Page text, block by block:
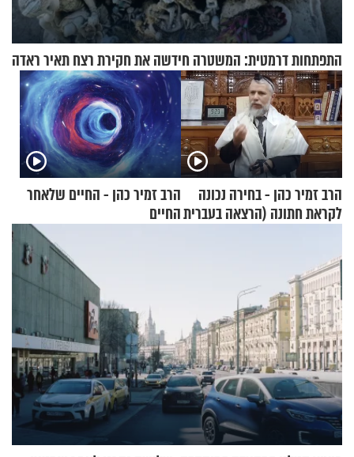
התפתחות דרמטית: המשטרה חידשה את חקירת רצח תאיר ראדה
הרב זמיר כהן - בחירה נכונה
לקראת חתונה (הרצאה בעברית
הרב זמיר כהן - החיים שלאחר
החיים